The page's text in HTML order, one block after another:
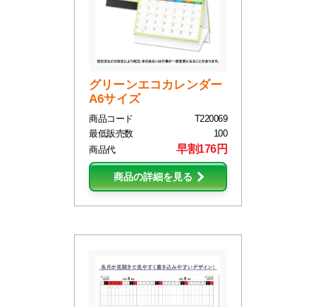
グリーンエコカレンダー
A6サイズ
商品コード
T220069
最低販売数
100
商品代
早割176円
商品の詳細を見る